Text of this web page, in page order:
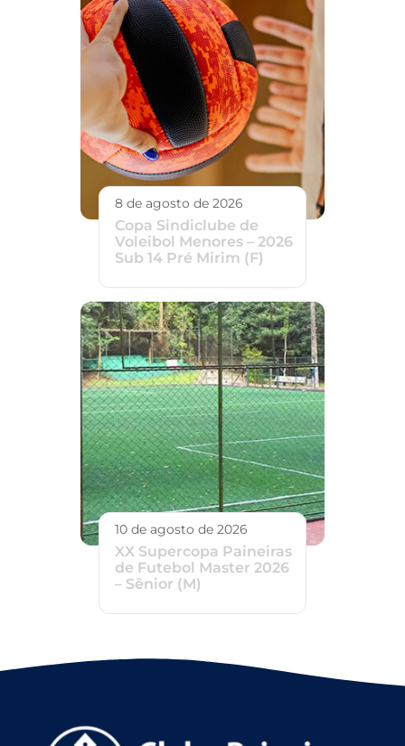
8 de agosto de 2026
Copa Sindiclube de
Voleibol Menores – 2026
Sub 14 Pré Mirim (F)
10 de agosto de 2026
XX Supercopa Paineiras
de Futebol Master 2026
– Sênior (M)